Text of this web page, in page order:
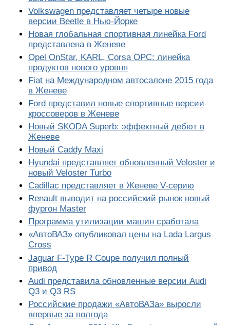
Volkswagen представляет четыре новые
версии Beetle в Нью-Йорке
Новая глобальная спортивная линейка Ford
представлена в Женеве
Opel OnStar, KARL, Corsa OPC: линейка
продуктов нового уровня
Fiat на Международном автосалоне 2015 года
в Женеве
Ford представил новые спортивные версии
кроссоверов в Женеве
Новый SKODA Superb: эффектный дебют в
Женеве
Новый Caddy Maxi
Hyundai представляет обновленный Veloster и
новый Veloster Turbo
Cadillac представляет в Женеве V-серию
Renault выводит на российский рынок новый
фургон Master
Программа утилизации машин сработала
«АвтоВАЗ» опубликовал цены на Lada Largus
Cross
Jaguar F-Type R Coupe получил полный
привод
Audi представила обновленные версии Audi
Q3 и Q3 RS
Российские продажи «АвтоВАЗа» выросли
впервые за полгода